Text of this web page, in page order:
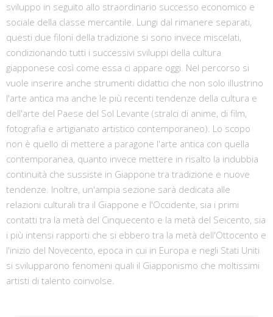
sviluppo in seguito allo straordinario successo economico e
sociale della classe mercantile. Lungi dal rimanere separati,
questi due filoni della tradizione si sono invece miscelati,
condizionando tutti i successivi sviluppi della cultura
giapponese così come essa ci appare oggi. Nel percorso si
vuole inserire anche strumenti didattici che non solo illustrino
l'arte antica ma anche le più recenti tendenze della cultura e
dell'arte del Paese del Sol Levante (stralci di anime, di film,
fotografia e artigianato artistico contemporaneo). Lo scopo
non è quello di mettere a paragone l'arte antica con quella
contemporanea, quanto invece mettere in risalto la indubbia
continuità che sussiste in Giappone tra tradizione e nuove
tendenze. Inoltre, un'ampia sezione sarà dedicata alle
relazioni culturali tra il Giappone e l'Occidente, sia i primi
contatti tra la metà del Cinquecento e la metà del Seicento, sia
i più intensi rapporti che si ebbero tra la metà dell'Ottocento e
l'inizio del Novecento, epoca in cui in Europa e negli Stati Uniti
si svilupparono fenomeni quali il Giapponismo che moltissimi
artisti di talento coinvolse.